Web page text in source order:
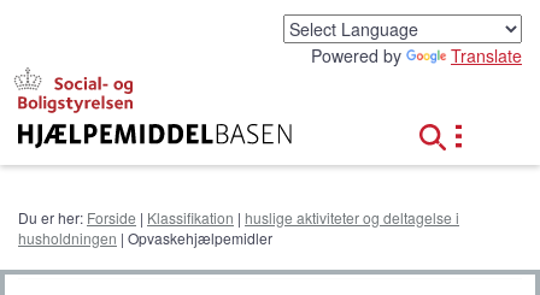
n
Powered by Translate
Du er her: Forside | Klassifikation | huslige aktiviteter og deltagelse i
husholdningen | Opvaskehjælpemidler